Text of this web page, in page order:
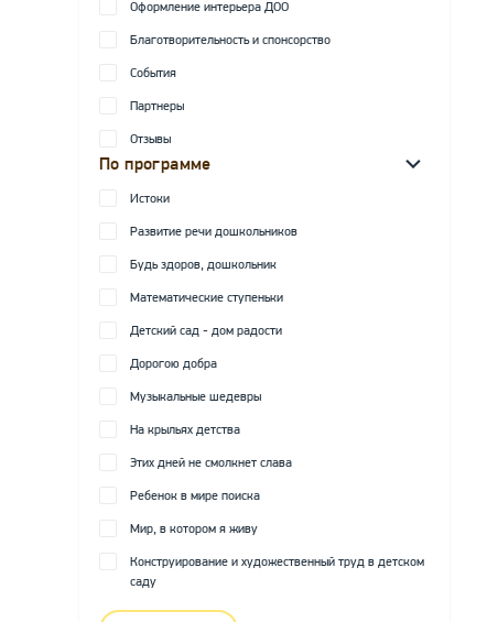
Оформление интерьера ДОО
Благотворительность и спонсорство
События
Партнеры
Отзывы
По программе
Истоки
Развитие речи дошкольников
Будь здоров, дошкольник
Математические ступеньки
Детский сад - дом радости
Дорогою добра
Музыкальные шедевры
На крыльях детства
Этих дней не смолкнет слава
Ребенок в мире поиска
Мир, в котором я живу
Конструирование и художественный труд в детском
саду